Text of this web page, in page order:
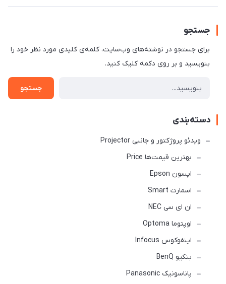
جستجو
برای جستجو در نوشته‌های وب‌سایت، کلمه‌ی کلیدی مورد نظر خود را
بنویسید و بر روی دکمه کلیک کنید.
جستجو
دسته‌بندی
ویدئو پروژکتور و جانبی Projector
بهترین قیمت‌ها Price
اپسون Epson
اسمارت Smart
ان ای سی NEC
اوپتوما Optoma
اینفوکوس Infocus
بنکیو BenQ
پاناسونیک Panasonic